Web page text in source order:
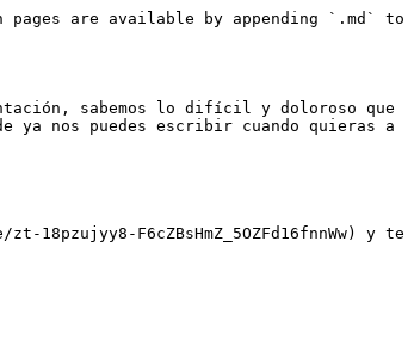
are available by appending `.md` to
sabemos lo difícil y doloroso que
ya nos puedes escribir cuando quieras a
F6cZBsHmZ_5OZFd16fnnWw) y te